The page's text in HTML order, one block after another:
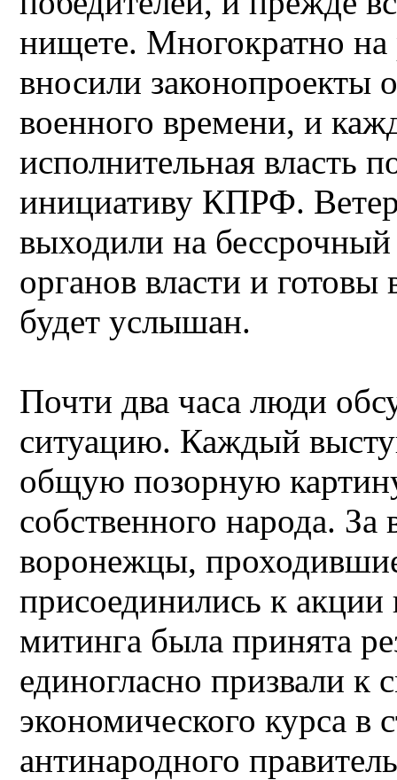
нищете. Многократно
вносили законопроекты
военного времени, и
исполнительная власть
инициативу КПРФ.
выходили на
органов власти и
будет услышан.
Почти два часа люди
ситуацию. Каждый
общую позорную
собственного народа.
воронежцы,
присоединились к
митинга была принята
единогласно призвали к
экономического курса в
антинародного